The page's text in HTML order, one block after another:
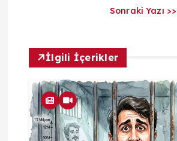
m
Sonraki Yazı >>
İlgili İçerikler